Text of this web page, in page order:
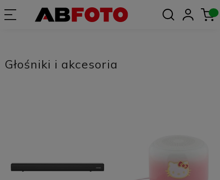
Głośniki i akcesoria